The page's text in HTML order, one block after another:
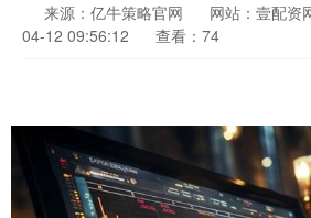
来源：亿牛策略官网 网站：壹配资
04-12 09:56:12
查看：74